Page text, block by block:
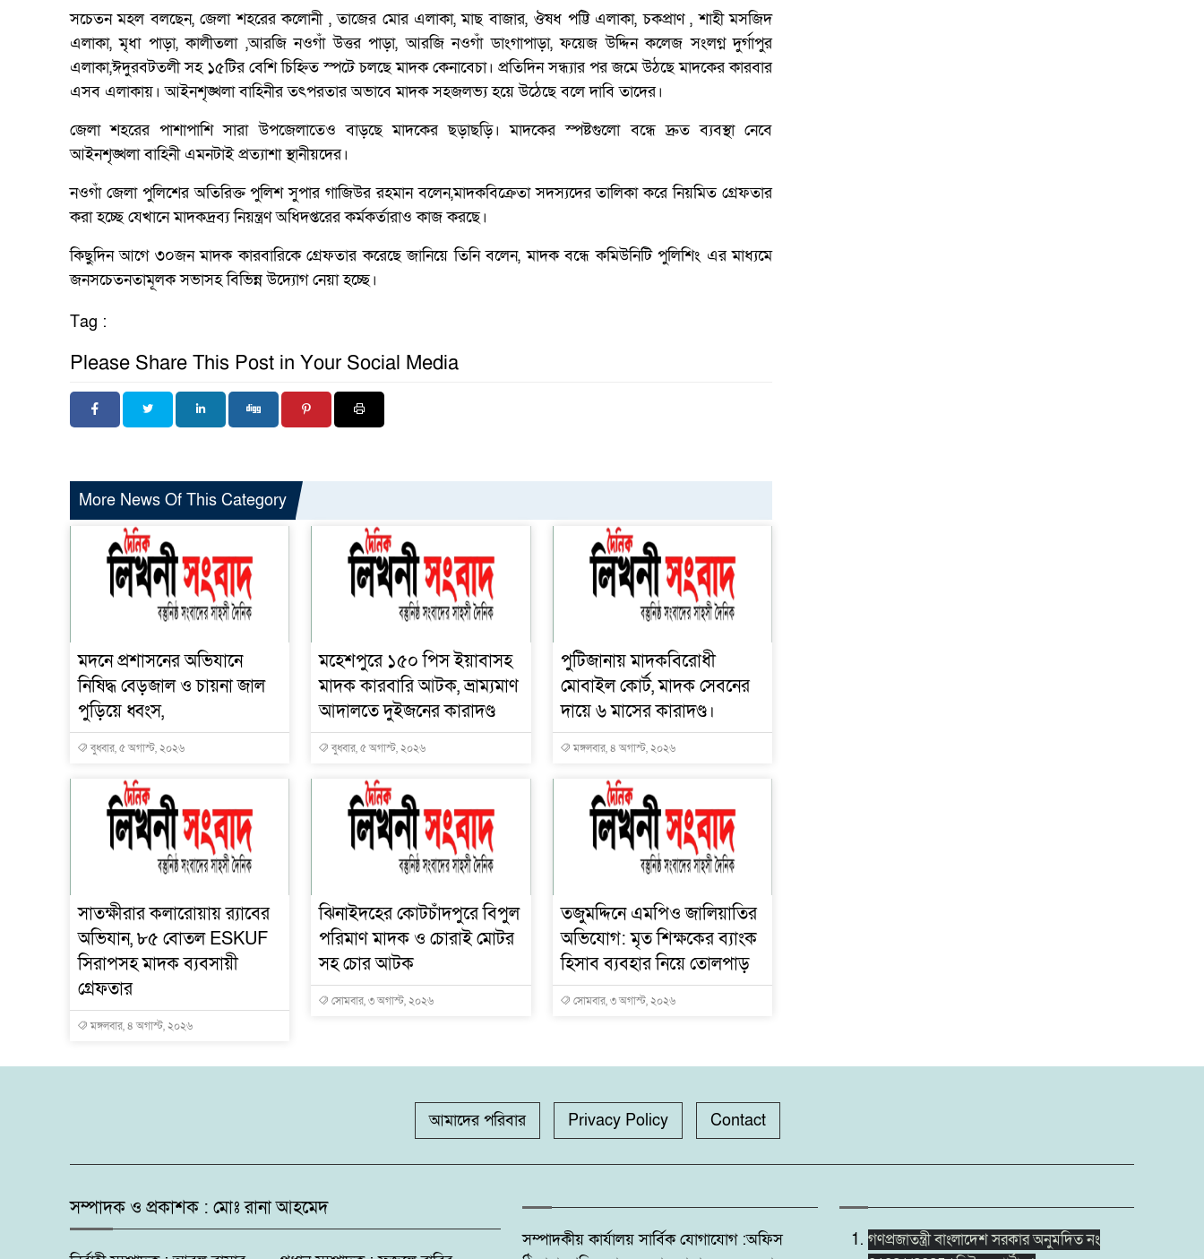
সচেতন মহল বলছেন, জেলা শহরের কলোনী , তাজের মোর এলাকা, মাছ বাজার, ঔষধ পট্টি এলাকা, চকপ্রাণ , শাহী মসজিদ
এলাকা, মৃধা পাড়া, কালীতলা ,আরজি নওগাঁ উত্তর পাড়া, আরজি নওগাঁ ডাংগাপাড়া, ফয়েজ উদ্দিন কলেজ সংলগ্ন দুর্গাপুর
এলাকা,ঈদুরবটতলী সহ ১৫টির বেশি চিহ্নিত স্পটে চলছে মাদক কেনাবেচা। প্রতিদিন সন্ধ্যার পর জমে উঠছে মাদকের কারবার
এসব এলাকায়। আইনশৃঙ্খলা বাহিনীর তৎপরতার অভাবে মাদক সহজলভ্য হয়ে উঠেছে বলে দাবি তাদের।
জেলা শহরের পাশাপাশি সারা উপজেলাতেও বাড়ছে মাদকের ছড়াছড়ি। মাদকের স্পষ্টগুলো বন্ধে দ্রুত ব্যবস্থা নেবে
আইনশৃঙ্খলা বাহিনী এমনটাই প্রত্যাশা স্থানীয়দের।
নওগাঁ জেলা পুলিশের অতিরিক্ত পুলিশ সুপার গাজিউর রহমান বলেন,মাদকবিক্রেতা সদস্যদের তালিকা করে নিয়মিত গ্রেফতার
করা হচ্ছে যেখানে মাদকদ্রব্য নিয়ন্ত্রণ অধিদপ্তরের কর্মকর্তারাও কাজ করছে।
কিছুদিন আগে ৩০জন মাদক কারবারিকে গ্রেফতার করেছে জানিয়ে তিনি বলেন, মাদক বন্ধে কমিউনিটি পুলিশিং এর মাধ্যমে
জনসচেতনতামূলক সভাসহ বিভিন্ন উদ্যোগ নেয়া হচ্ছে।
Tag :
Please Share This Post in Your Social Media
More News Of This Category
মদনে প্রশাসনের অভিযানে
নিষিদ্ধ বেড়জাল ও চায়না জাল
পুড়িয়ে ধ্বংস,
বুধবার, ৫ অগাস্ট, ২০২৬
মহেশপুরে ১৫০ পিস ইয়াবাসহ
মাদক কারবারি আটক, ভ্রাম্যমাণ
আদালতে দুইজনের কারাদণ্ড
বুধবার, ৫ অগাস্ট, ২০২৬
পুটিজানায় মাদকবিরোধী
মোবাইল কোর্ট, মাদক সেবনের
দায়ে ৬ মাসের কারাদণ্ড।
মঙ্গলবার, ৪ অগাস্ট, ২০২৬
সাতক্ষীরার কলারোয়ায় র‍্যাবের
অভিযান, ৮৫ বোতল ESKUF
সিরাপসহ মাদক ব্যবসায়ী
গ্রেফতার
মঙ্গলবার, ৪ অগাস্ট, ২০২৬
ঝিনাইদহের কোটচাঁদপুরে বিপুল
পরিমাণ মাদক ও চোরাই মোটর
সহ চোর আটক
সোমবার, ৩ অগাস্ট, ২০২৬
তজুমদ্দিনে এমপিও জালিয়াতির
অভিযোগ: মৃত শিক্ষকের ব্যাংক
হিসাব ব্যবহার নিয়ে তোলপাড়
সোমবার, ৩ অগাস্ট, ২০২৬
আমাদের পরিবার Privacy Policy Contact
সম্পাদক ও প্রকাশক : মোঃ রানা আহমেদ
সম্পাদকীয় কার্যালয় সার্বিক যোগাযোগ :অফিস
গণপ্রজাতন্ত্রী বাংলাদেশ সরকার অনুমদিত নং